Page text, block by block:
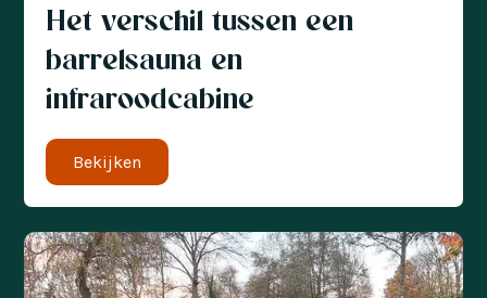
Het verschil tussen een
barrelsauna en
infraroodcabine
Bekijken